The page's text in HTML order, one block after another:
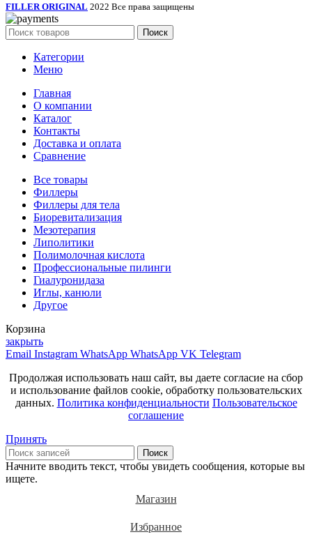
FILLER ORIGINAL 2022 Все права защищены
Поиск
Категории
Меню
Главная
О компании
Каталог
Контакты
Доставка и оплата
Сравнение
Все товары
Филлеры
Филлеры для тела
Биоревитализация
Мезотерапия
Липолитики
Полимолочная кислота
Профессиональные пилинги
Гиалуронидаза
Иглы, канюли
Другое
Корзина
закрыть
Email Instagram WhatsApp WhatsApp VK Telegram
Продолжая использовать наш сайт, вы даете согласие на сбор
и использование файлов cookie, обработку пользовательских
данных. Политика конфиденциальности Пользовательское
соглашение
Принять
Поиск
Начните вводить текст, чтобы увидеть сообщения, которые вы
ищете.
Магазин
Избранное